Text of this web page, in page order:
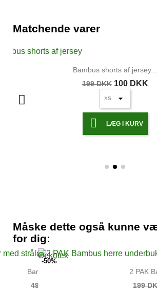
Matchende varer
Bambus shorts af
199 DKK
 LÆG I
Måske dette også kunne
for dig:
Bambus bukser med...
499 DKK
2 PAK
199
-50%